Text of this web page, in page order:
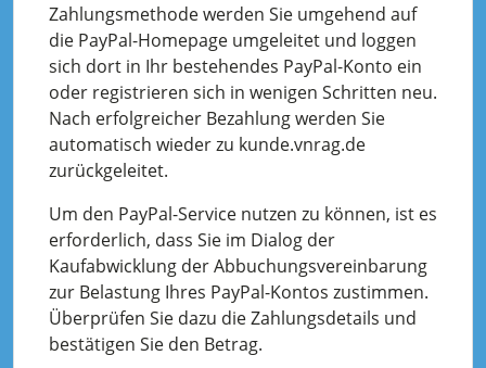
Zahlungsmethode werden Sie umgehend auf
die PayPal-Homepage umgeleitet und loggen
sich dort in Ihr bestehendes PayPal-Konto ein
oder registrieren sich in wenigen Schritten neu.
Nach erfolgreicher Bezahlung werden Sie
automatisch wieder zu kunde.vnrag.de
zurückgeleitet.
Um den PayPal-Service nutzen zu können, ist es
erforderlich, dass Sie im Dialog der
Kaufabwicklung der Abbuchungsvereinbarung
zur Belastung Ihres PayPal-Kontos zustimmen.
Überprüfen Sie dazu die Zahlungsdetails und
bestätigen Sie den Betrag.